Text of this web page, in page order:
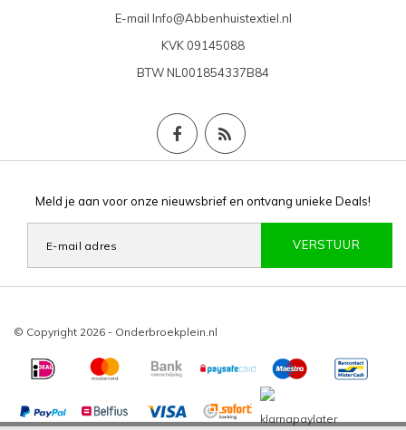
E-mail Info@Abbenhuistextiel.nl
KVK 09145088
BTWNL001854337B84
Meld je aan voor onze nieuwsbrief en ontvang unieke Deals!
VERSTUUR
© Copyright 2026 - Onderbroekplein.nl